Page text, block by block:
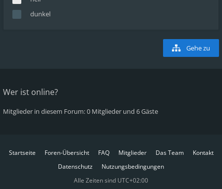
dunkel
Gehe zu
Wer ist online?
Mitglieder in diesem Forum: 0 Mitglieder und 6 Gäste
Startseite Foren-Übersicht FAQ Mitglieder Das Team
Kontakt
Datenschutz
Nutzungsbedingungen
Alle Zeiten sind UTC+02:00